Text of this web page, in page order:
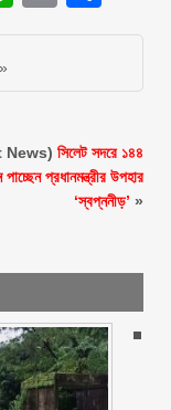
News) সিলেট সদরে ১৪৪
পাচ্ছেন প্রধানমন্ত্রীর উপহার
‘স্বপ্ননীড়’ »